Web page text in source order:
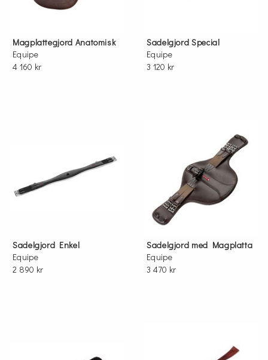
Magplattegjord Anatomisk
Equipe
4 160 kr
Sadelgjord Special
Equipe
3 120 kr
Sadelgjord Enkel
Equipe
2 890 kr
Sadelgjord med Magplatta
Equipe
3 470 kr